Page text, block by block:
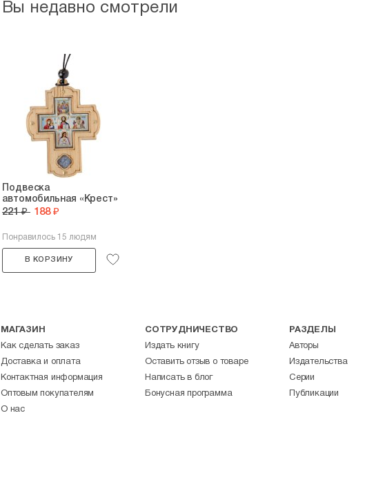
Вы недавно смотрели
Подвеска
автомобильная «Крест»
221 ₽ 188 ₽
Понравилось 15 людям
В КОРЗИНУ
МАГАЗИН
Как сделать заказ
Доставка и оплата
Контактная информация
Оптовым покупателям
О нас
СОТРУДНИЧЕСТВО
Издать книгу
Оставить отзыв о товаре
Написать в блог
Бонусная программа
РАЗДЕЛЫ
Авторы
Издательства
Серии
Публикации